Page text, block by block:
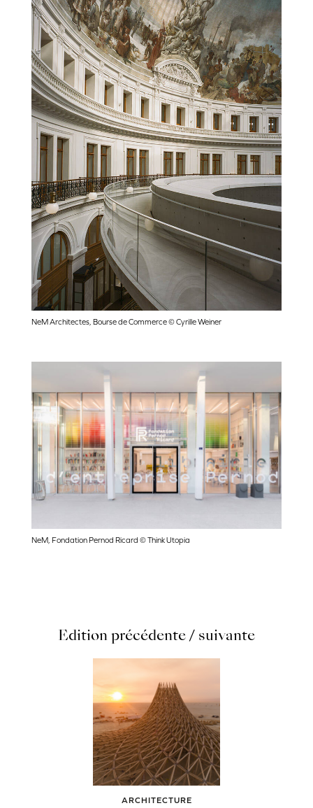
NeM Architectes, Bourse de Commerce © Cyrille Weiner
NeM, Fondation Pernod Ricard © Think Utopia
Edition précédente / suivante
ARCHITECTURE